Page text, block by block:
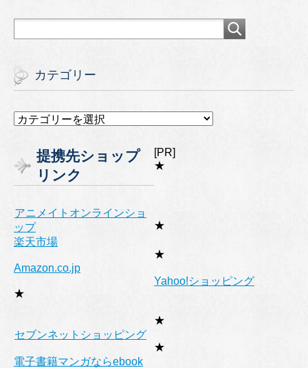
カテゴリー
カ
リ
ー
提携先ショップ
リンク
[PR]
★
アニメイトオンラインショ
ップ
★
楽天市場
★
Amazon.co.jp
★
Yahoo!ショッピング
★
セブンネットショッピング
★
電子書籍マンガならebook